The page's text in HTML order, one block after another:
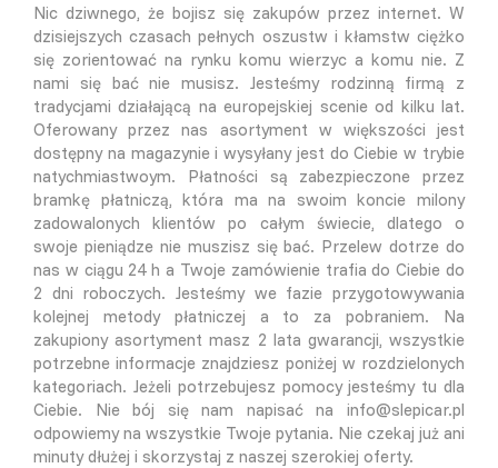
Nic dziwnego, że bojisz się zakupów przez internet. W
dzisiejszych czasach pełnych oszustw i kłamstw ciężko
się zorientować na rynku komu wierzyc a komu nie. Z
nami się bać nie musisz. Jesteśmy rodzinną firmą z
tradycjami działającą na europejskiej scenie od kilku lat.
Oferowany przez nas asortyment w większości jest
dostępny na magazynie i wysyłany jest do Ciebie w trybie
natychmiastwoym. Płatności są zabezpieczone przez
bramkę płatniczą, która ma na swoim koncie milony
zadowalonych klientów po całym świecie, dlatego o
swoje pieniądze nie muszisz się bać. Przelew dotrze do
nas w ciągu 24 h a Twoje zamówienie trafia do Ciebie do
2 dni roboczych. Jesteśmy we fazie przygotowywania
kolejnej metody płatniczej a to za pobraniem. Na
zakupiony asortyment masz 2 lata gwarancji, wszystkie
potrzebne informacje znajdziesz poniżej w rozdzielonych
kategoriach. Jeżeli potrzebujesz pomocy jesteśmy tu dla
Ciebie. Nie bój się nam napisać na info@slepicar.pl
odpowiemy na wszystkie Twoje pytania. Nie czekaj już ani
minuty dłużej i skorzystaj z naszej szerokiej oferty.